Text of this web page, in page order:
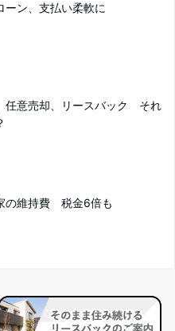
ン、支払い柔軟に
意売却、リースバック それ
の維持費 税金6倍も